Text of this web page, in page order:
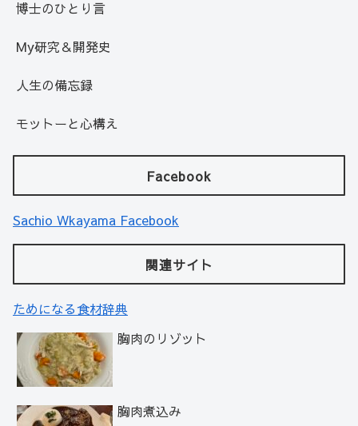
博士のひとり言
My研究＆開発史
人生の備忘録
モットーと心構え
Facebook
Sachio Wkayama Facebook
関連サイト
ためになる食材辞典
胸肉のリゾット
胸肉煮込み